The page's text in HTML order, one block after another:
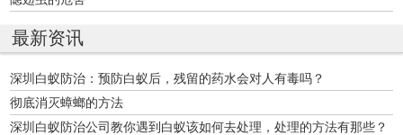
最新资讯
深圳白蚁防治：预防白蚁后，残留的药水会对人有毒吗？
彻底消灭蟑螂的方法
深圳白蚁防治公司教你遇到白蚁该如何去处理，处理的方法有那些？